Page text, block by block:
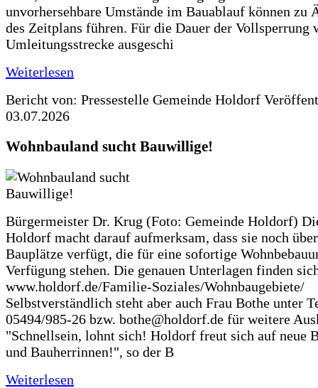
unvorhersehbare Umstände im Bauablauf können zu
des Zeitplans führen. Für die Dauer der Vollsperrung
Umleitungsstrecke ausgeschi
Weiterlesen
Bericht von: Pressestelle Gemeinde Holdorf
03.07.2026
Wohnbauland sucht Bauwillige!
Bürgermeister Dr. Krug (Foto: Gemeinde Holdorf)
Holdorf macht darauf aufmerksam, dass sie noch
Bauplätze verfügt, die für eine sofortige
Verfügung stehen. Die genauen Unterlagen finden
www.holdorf.de/Familie-Soziales/Wohnbaugebiete/
Selbstverständlich steht aber auch Frau Bothe unter
05494/985-26 bzw. bothe@holdorf.de für weitere
"Schnellsein, lohnt sich! Holdorf freut sich auf neue
und Bauherrinnen!", so der B
Weiterlesen